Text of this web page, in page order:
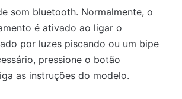
som bluetooth. Normalmente, o
é ativado ao ligar o
por luzes piscando ou um bipe
pressione o botão
as instruções do modelo.